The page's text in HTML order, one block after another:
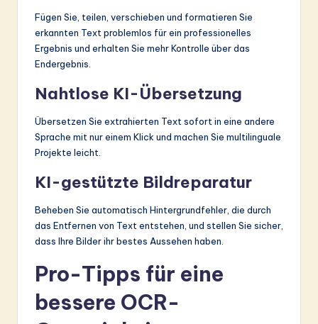
Fügen Sie, teilen, verschieben und formatieren Sie
erkannten Text problemlos für ein professionelles
Ergebnis und erhalten Sie mehr Kontrolle über das
Endergebnis.
Nahtlose KI-Übersetzung
Übersetzen Sie extrahierten Text sofort in eine andere
Sprache mit nur einem Klick und machen Sie multilinguale
Projekte leicht.
KI-gestützte Bildreparatur
Beheben Sie automatisch Hintergrundfehler, die durch
das Entfernen von Text entstehen, und stellen Sie sicher,
dass Ihre Bilder ihr bestes Aussehen haben.
Pro-Tipps für eine
bessere OCR-